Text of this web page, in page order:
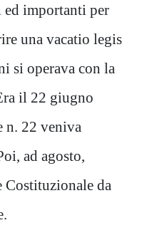
importanti per
una vacatio legis
si operava con la
il 22 giugno
n. 22 veniva
ad agosto,
da